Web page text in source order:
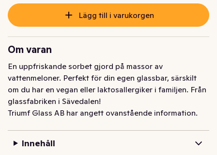
Lägg till i varukorgen
Om varan
En uppfriskande sorbet gjord på massor av
vattenmeloner. Perfekt för din egen glassbar, särskilt
om du har en vegan eller laktosallergiker i familjen. Från
glassfabriken i Sävedalen!
Triumf Glass AB har angett ovanstående information.
Innehåll